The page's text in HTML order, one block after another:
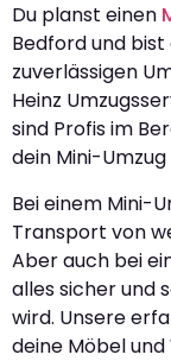
Du planst einen
Bedford und
zuverlässigen
Heinz
sind Profis im
dein Mini-
Bei einem Mini-
Transport von
Aber auch bei
alles sicher und
wird. Unsere
deine Möbel